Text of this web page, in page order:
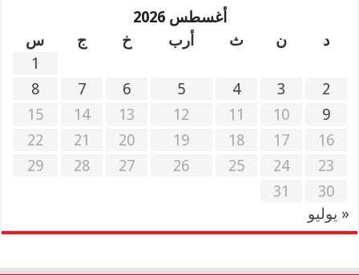
أغسطس 2026
د
ن ث أرب خ ج
س
1
2
3
4
5
6
7
8
9
10
11
12
13
14
15
16
17
18
19
20
21
22
23
24
25
26
27
28
29
30
31
« يوليو